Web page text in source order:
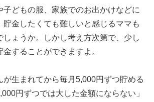
子どもの服、家族でのお出かけなどに
貯金したくても難しいと感じるママも
しょうか。しかし考え方次第で、少し
することができますよ。
が生まれてから毎月5,000円ずつ貯める
円ずつでは大した金額にならない」